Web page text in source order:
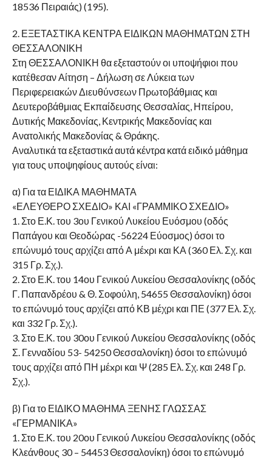
18536 Πειραιάς) (195).
2. ΕΞΕΤΑΣΤΙΚΑ ΚΕΝΤΡΑ ΕΙΔΙΚΩΝ ΜΑΘΗΜΑΤΩΝ ΣΤΗ
ΘΕΣΣΑΛΟΝΙΚΗ
Στη ΘΕΣΣΑΛΟΝΙΚΗ θα εξεταστούν οι υποψήφιοι που
κατέθεσαν Αίτηση – Δήλωση σε Λύκεια των
Περιφερειακών Διευθύνσεων Πρωτοβάθμιας και
Δευτεροβάθμιας Εκπαίδευσης Θεσσαλίας, Ηπείρου,
Δυτικής Μακεδονίας, Κεντρικής Μακεδονίας και
Ανατολικής Μακεδονίας & Θράκης.
Αναλυτικά τα εξεταστικά αυτά κέντρα κατά ειδικό μάθημα
για τους υποψηφίους αυτούς είναι:
α) Για τα ΕΙΔΙΚΑ ΜΑΘΗΜΑΤΑ
«ΕΛΕΥΘΕΡΟ ΣΧΕΔΙΟ» ΚΑΙ «ΓΡΑΜΜΙΚΟ ΣΧΕΔΙΟ»
1. Στο Ε.Κ. του 3ου Γενικού Λυκείου Ευόσμου (οδός
Παπάγου και Θεοδώρας -56224 Εύοσμος) όσοι το
επώνυμό τους αρχίζει από Α μέxρι και ΚΑ (360 Ελ. Σχ. και
315 Γρ. Σχ.).
2. Στο Ε.Κ. του 14ου Γενικού Λυκείου Θεσσαλονίκης (οδός
Γ. Παπανδρέου & Θ. Σοφούλη, 54655 Θεσσαλονίκη) όσοι
το επώνυμό τους αρχίζει από ΚΒ μέχρι και ΠΕ (377 Ελ. Σχ.
και 332 Γρ. Σχ.).
3. Στο Ε.Κ. του 30ου Γενικού Λυκείου Θεσσαλονίκης (οδός
Σ. Γενναδίου 53- 54250 Θεσσαλονίκη) όσοι το επώνυμό
τους αρχίζει από ΠΗ μέxρι και Ψ (285 Ελ. Σχ. και 248 Γρ.
Σχ.).
β) Για το ΕΙΔΙΚΟ ΜΑΘΗΜΑ ΞΕΝΗΣ ΓΛΩΣΣΑΣ
«ΓΕΡΜΑΝΙΚΑ»
1. Στο Ε.Κ. του 20ου Γενικού Λυκείου Θεσσαλονίκης (οδός
Κλεάνθους 30 – 54453 Θεσσαλονίκη) όσοι το επώνυμό